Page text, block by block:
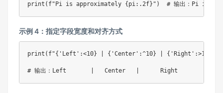
print ( f"Pi is approximately { pi: .2f} " ) # 输出：Pi is
示例 4：指定字段宽度和对齐方式
print ( f"{ 'Left' :<10} { 'Center' :^10} { 'Right' :>10
# 输出：Left       |   Center   |      Right